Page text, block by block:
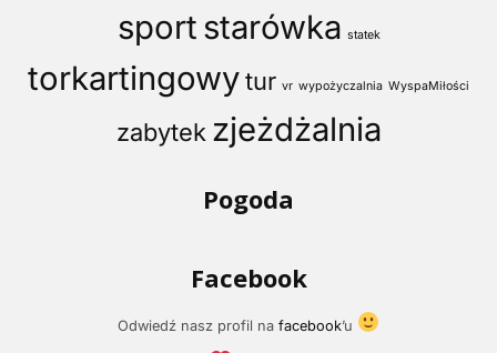
sport starówka statek
torkartingowytur vr wypożyczalnia WyspaMiłości
zabytek zjeżdżalnia
Pogoda
Facebook
Odwiedź nasz profil nafacebook’u